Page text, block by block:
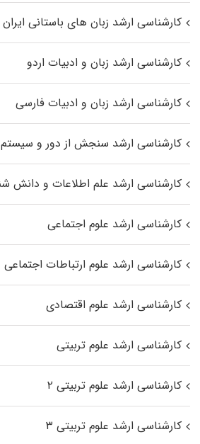
کارشناسی ارشد زبان‌ های باستانی ایران
کارشناسی ارشد زبان و ادبیات اردو
کارشناسی ارشد زبان و ادبیات فارسی
کارشناسی ارشد سنجش از دور و سیستم
کارشناسی ارشد علم اطلاعات و دانش
کارشناسی ارشد علوم اجتماعی
کارشناسی ارشد علوم ارتباطات اجتماعی
کارشناسی ارشد علوم اقتصادی
کارشناسی ارشد علوم تربیتی
کارشناسی ارشد علوم تربیتی ۲
کارشناسی ارشد علوم تربیتی ۳